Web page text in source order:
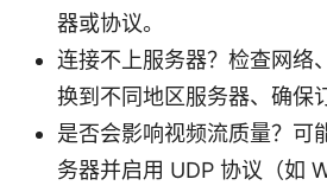
器或协议。
连接不上服务器？检查网络
换到不同地区服务器、确保
是否会影响视频流质量？可
务器并启用 UDP 协议（如